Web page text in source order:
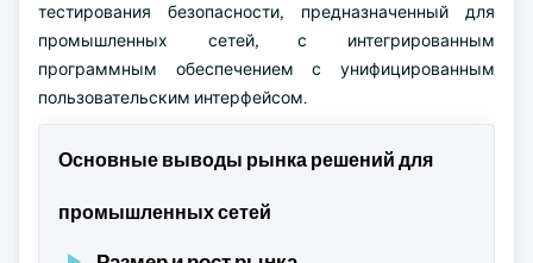
тестирования безопасности, предназначенный для
промышленных сетей, с интегрированным
программным обеспечением с унифицированным
пользовательским интерфейсом.
Основные выводы рынка решений для
промышленных сетей